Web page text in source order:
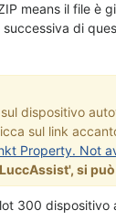
means il file è
di
dispositivo
sul link
Property. Not
si
300